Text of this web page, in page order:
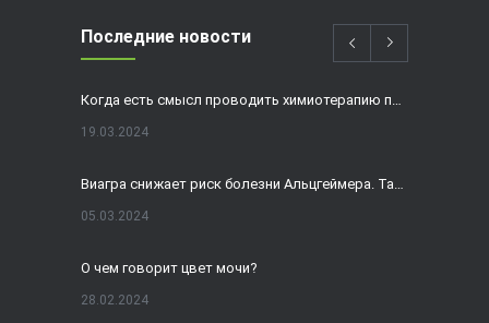
Последние новости
19.03.2024
05.03.2024
О чем говорит цвет мочи?
28.02.2024